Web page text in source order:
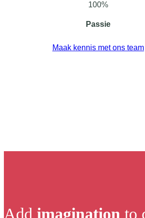
100%
Passie
Maak kennis met ons team
Add imagination to